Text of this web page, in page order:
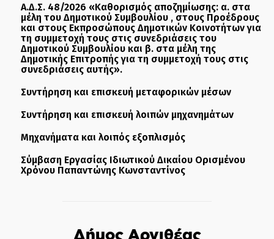
Α.Δ.Σ. 48/2026 «Καθορισμός αποζημίωσης: α. στα
μέλη του Δημοτικού Συμβουλίου , στους Προέδρους
και στους Εκπροσώπους Δημοτικών Κοινοτήτων για
τη συμμετοχή τους στις συνεδριάσεις του
Δημοτικού Συμβουλίου και β. στα μέλη της
Δημοτικής Επιτροπής για τη συμμετοχή τους στις
συνεδριάσεις αυτής».
Συντήρηση και επισκευή μεταφορικών μέσων
Συντήρηση και επισκευή λοιπών μηχανημάτων
Μηχανήματα και λοιπός εξοπλισμός
Σύμβαση Εργασίας Ιδιωτικού Δικαίου Ορισμένου
Χρόνου Παπαντώνης Κωνσταντίνος
Δήμος Αργιθέας